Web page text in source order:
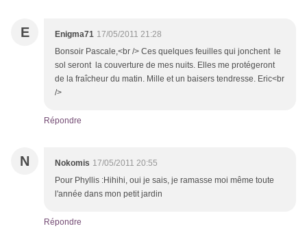
E Enigma71 17/05/2011 21:28
Bonsoir Pascale,<br /> Ces quelques feuilles qui jonchent le
sol seront la couverture de mes nuits. Elles me protégeront
de la fraîcheur du matin. Mille et un baisers tendresse. Eric<br
/>
Répondre
N Nokomis 17/05/2011 20:55
Pour Phyllis :Hihihi, oui je sais, je ramasse moi même toute
l'année dans mon petit jardin
Répondre